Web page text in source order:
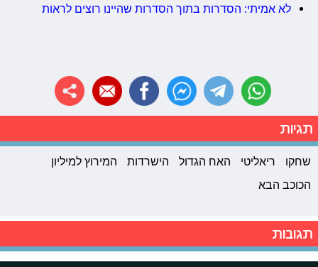
לא אמיתי: הסדרות בתוך הסדרות שהיינו רוצים לראות
תגיות
שחקו ריאליטי האח הגדול הישרדות
המירוץ למיליון
הכוכב הבא
תגובות